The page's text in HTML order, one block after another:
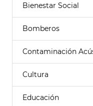
Bienestar Social
Bomberos
Contaminación
Cultura
Educación